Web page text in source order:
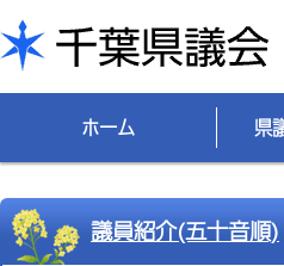
千葉県
ホーム 県
議員紹介(五十音順)